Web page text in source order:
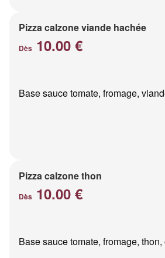
Pizza calzone viande hachée
Dès 10.00 €
Base sauce tomate, fromage,
Pizza calzone thon
Dès 10.00 €
Base sauce tomate, fromage, thon,